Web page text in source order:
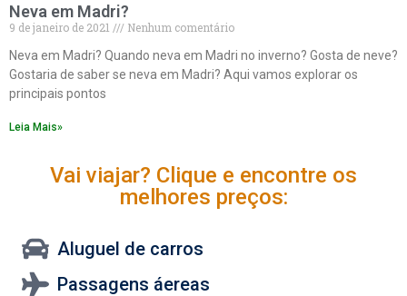
Neva em Madri?
9 de janeiro de 2021
Nenhum comentário
Neva em Madri? Quando neva em Madri no inverno? Gosta de neve?
Gostaria de saber se neva em Madri? Aqui vamos explorar os
principais pontos
Leia Mais»
Vai viajar? Clique e encontre os
melhores preços:
Aluguel de carros
Passagens áereas